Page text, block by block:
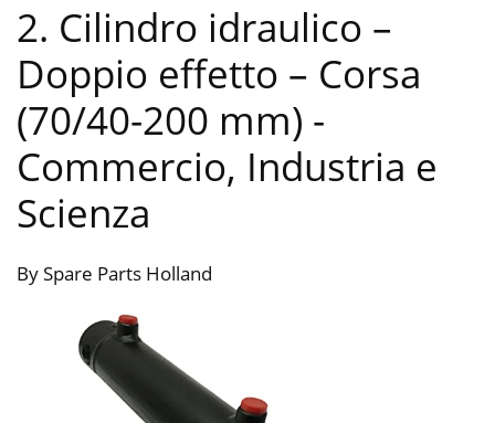
2. Cilindro idraulico –
Doppio effetto – Corsa
(70/40-200 mm) -
Commercio, Industria e
Scienza
By Spare Parts Holland